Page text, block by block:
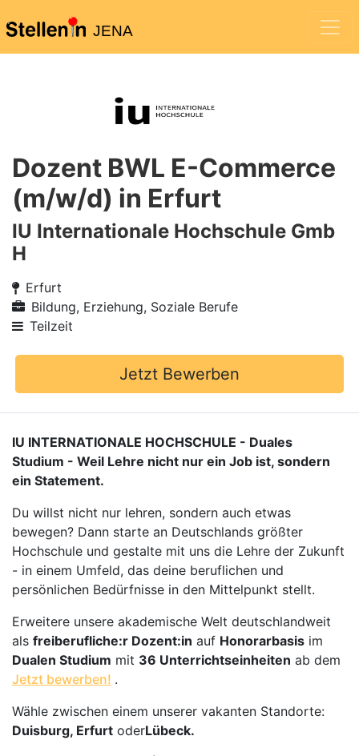
JENA
Dozent BWL E-Commerce
(m/w/d) in Erfurt
IU Internationale Hochschule Gmb
H
Erfurt
Bildung, Erziehung, Soziale Berufe
Teilzeit
Jetzt Bewerben
IU INTERNATIONALE HOCHSCHULE - Duales
Studium - Weil Lehre nicht nur ein Job ist, sondern
ein Statement.
Du willst nicht nur lehren, sondern auch etwas
bewegen? Dann starte an Deutschlands größter
Hochschule und gestalte mit uns die Lehre der Zukunft
- in einem Umfeld, das deine beruflichen und
persönlichen Bedürfnisse in den Mittelpunkt stellt.
Erweitere unsere akademische Welt deutschlandweit
als freiberufliche:r Dozent:in auf Honorarbasis im
Dualen Studium mit 36 Unterrichtseinheiten ab dem
Jetzt bewerben! .
Wähle zwischen einem unserer vakanten Standorte:
Duisburg, Erfurt oderLübeck.